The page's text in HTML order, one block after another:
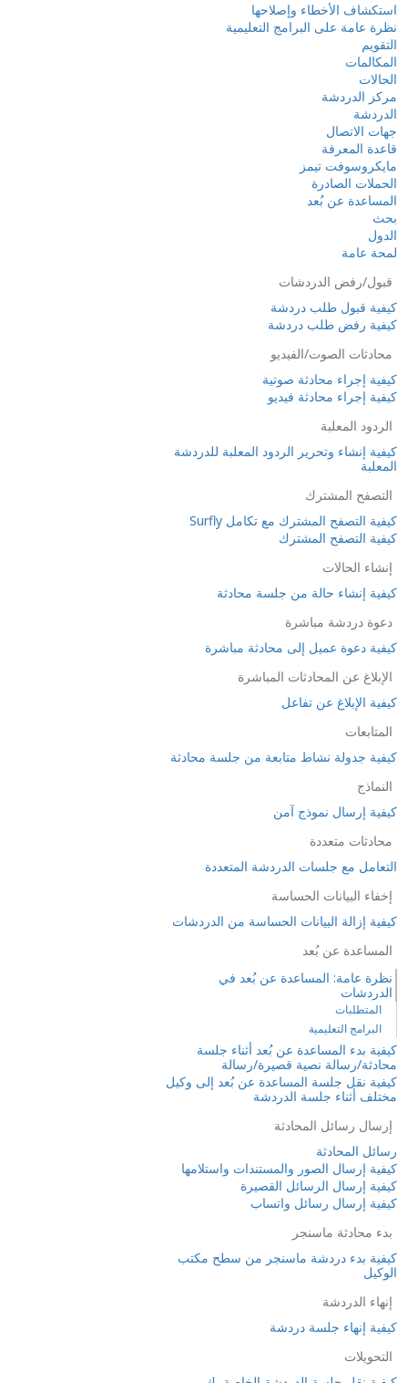
استكشاف الأخطاء وإصلاحها
نظرة عامة على البرامج التعليمية
التقويم
المكالمات
الحالات
مركز الدردشة
الدردشة
جهات الاتصال
قاعدة المعرفة
مايكروسوفت تيمز
الحملات الصادرة
المساعدة عن بُعد
بحث
الدول
لمحة عامة
قبول/رفض الدردشات
كيفية قبول طلب دردشة
كيفية رفض طلب دردشة
محادثات الصوت/الفيديو
كيفية إجراء محادثة صوتية
كيفية إجراء محادثة فيديو
الردود المعلبة
كيفية إنشاء وتحرير الردود المعلبة للدردشة
المعلبة
التصفح المشترك
كيفية التصفح المشترك مع تكامل Surfly
كيفية التصفح المشترك
إنشاء الحالات
كيفية إنشاء حالة من جلسة محادثة
دعوة دردشة مباشرة
كيفية دعوة عميل إلى محادثة مباشرة
الإبلاغ عن المحادثات المباشرة
كيفية الإبلاغ عن تفاعل
المتابعات
كيفية جدولة نشاط متابعة من جلسة محادثة
النماذج
كيفية إرسال نموذج آمن
محادثات متعددة
التعامل مع جلسات الدردشة المتعددة
إخفاء البيانات الحساسة
كيفية إزالة البيانات الحساسة من الدردشات
المساعدة عن بُعد
نظرة عامة: المساعدة عن بُعد في
الدردشات
المتطلبات
البرامج التعليمية
كيفية بدء المساعدة عن بُعد أثناء جلسة
محادثة/رسالة نصية قصيرة/رسالة
كيفية نقل جلسة المساعدة عن بُعد إلى وكيل
مختلف أثناء جلسة الدردشة
إرسال رسائل المحادثة
رسائل المحادثة
كيفية إرسال الصور والمستندات واستلامها
كيفية إرسال الرسائل القصيرة
كيفية إرسال رسائل واتساب
بدء محادثة ماسنجر
كيفية بدء دردشة ماسنجر من سطح مكتب
الوكيل
إنهاء الدردشة
كيفية إنهاء جلسة دردشة
التحويلات